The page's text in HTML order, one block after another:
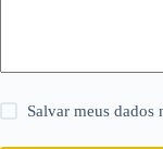
Salvar meus dados